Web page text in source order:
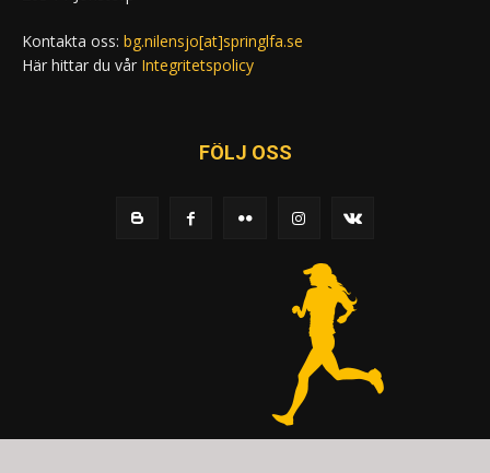
Kontakta oss: bg.nilensjo[at]springlfa.se
Här hittar du vår Integritetspolicy
FÖLJ OSS